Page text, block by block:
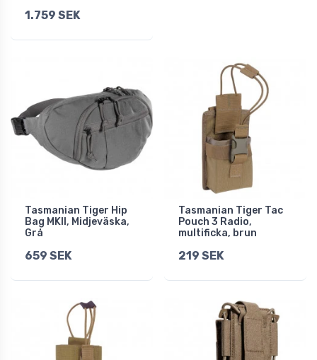
1.759 SEK
Tasmanian Tiger Hip
Bag MKII, Midjeväska,
Grå
659 SEK
Tasmanian Tiger Tac
Pouch 3 Radio,
multificka, brun
219 SEK